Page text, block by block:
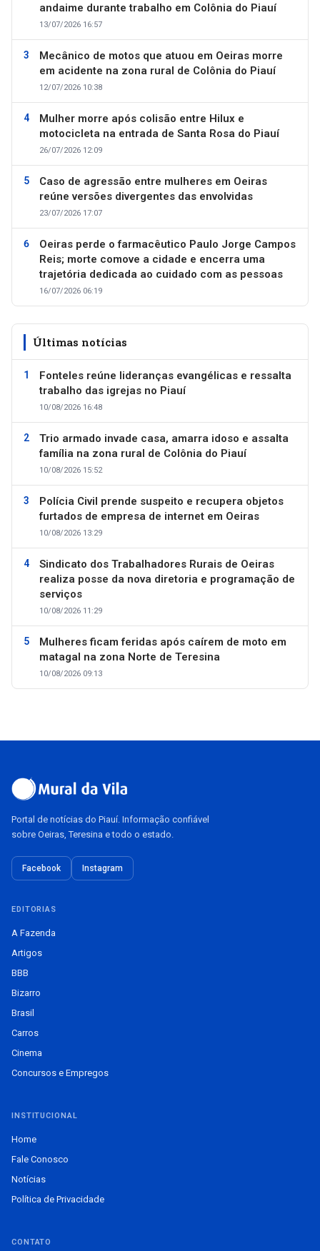
andaime durante trabalho em Colônia do Piauí
13/07/2026 16:57
Mecânico de motos que atuou em Oeiras morre
em acidente na zona rural de Colônia do Piauí
12/07/2026 10:38
Mulher morre após colisão entre Hilux e
motocicleta na entrada de Santa Rosa do Piauí
26/07/2026 12:09
Caso de agressão entre mulheres em Oeiras
reúne versões divergentes das envolvidas
23/07/2026 17:07
Oeiras perde o farmacêutico Paulo Jorge Campos
Reis; morte comove a cidade e encerra uma
trajetória dedicada ao cuidado com as pessoas
16/07/2026 06:19
Últimas notícias
Fonteles reúne lideranças evangélicas e ressalta
trabalho das igrejas no Piauí
10/08/2026 16:48
Trio armado invade casa, amarra idoso e assalta
família na zona rural de Colônia do Piauí
10/08/2026 15:52
Polícia Civil prende suspeito e recupera objetos
furtados de empresa de internet em Oeiras
10/08/2026 13:29
Sindicato dos Trabalhadores Rurais de Oeiras
realiza posse da nova diretoria e programação de
serviços
10/08/2026 11:29
Mulheres ficam feridas após caírem de moto em
matagal na zona Norte de Teresina
10/08/2026 09:13
Portal de notícias do Piauí. Informação confiável
sobre Oeiras, Teresina e todo o estado.
Facebook Instagram
EDITORIAS
A Fazenda
Artigos
BBB
Bizarro
Brasil
Carros
Cinema
Concursos e Empregos
INSTITUCIONAL
Home
Fale Conosco
Notícias
Política de Privacidade
CONTATO